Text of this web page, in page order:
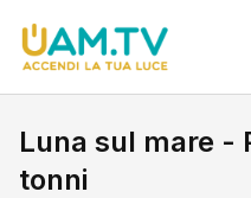
Luna sul mare -
tonni